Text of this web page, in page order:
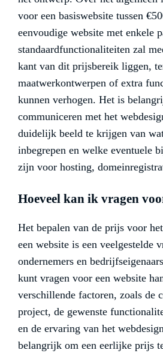
voor een basiswebsite tussen
eenvoudige website met enkele
standaardfunctionaliteiten zal
kant van dit prijsbereik liggen,
maatwerkontwerpen of extra
kunnen verhogen. Het is
communiceren met het
duidelijk beeld te krijgen van
inbegrepen en welke eventuele
zijn voor hosting,
Hoeveel kan ik vragen
Het bepalen van de prijs voor
een website is een veelgestelde
ondernemers en
kunt vragen voor een website
verschillende factoren, zoals de
project, de gewenste
en de ervaring van het
belangrijk om een eerlijke prijs